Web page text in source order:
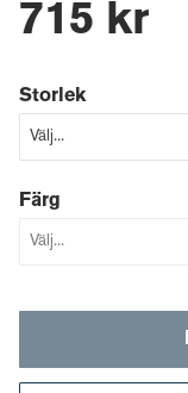
715 kr
Storlek
Färg